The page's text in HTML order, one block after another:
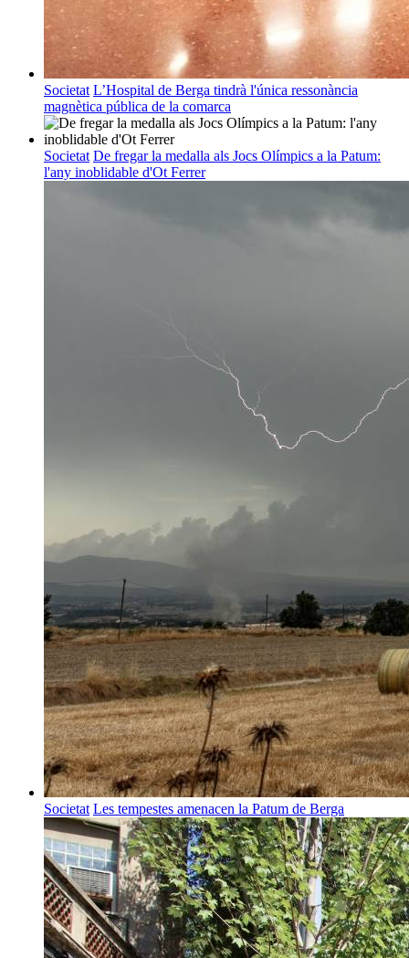
Societat L’Hospital de Berga tindrà l'única ressonància
magnètica pública de la comarca
Societat De fregar la medalla als Jocs Olímpics a la Patum:
l'any inoblidable d'Ot Ferrer
Societat Les tempestes amenacen la Patum de Berga